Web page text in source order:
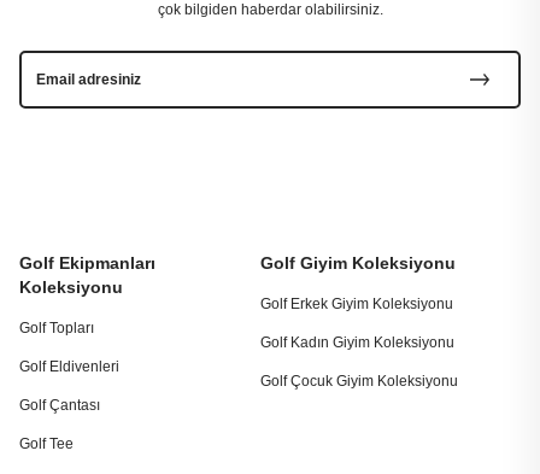
Golf Ekipmanları
Koleksiyonu
Golf Topları
Golf Eldivenleri
Golf Çantası
Golf Tee
Golf Giyim Koleksiyonu
Golf Erkek Giyim Koleksiyonu
Golf Kadın Giyim Koleksiyonu
Golf Çocuk Giyim Koleksiyonu
çok bilgiden haberdar olabilirsiniz.